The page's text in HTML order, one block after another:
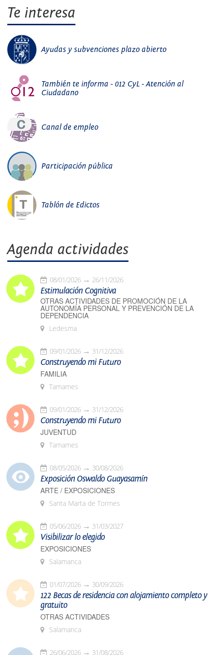
Te interesa
Ayudas y subvenciones plazo abierto
También te informa - 012 CyL - Atención al
Ciudadano
Canal de empleo
Participación pública
Tablón de Edictos
Agenda actividades
08/01/2026 26/11/2026
Estimulación Cognitiva
OTRAS ACTIVIDADES DE PROMOCIÓN DE LA
AUTONOMÍA PERSONAL Y PREVENCIÓN DE LA
DEPENDENCIA
Ledesma
09/01/2026 31/12/2026
Construyendo mi Futuro
FAMILIA
Tamames
09/01/2026 31/12/2026
Construyendo mi Futuro
JUVENTUD
Tamames
08/05/2026 30/08/2026
Exposición Oswaldo Guayasamín
ARTE / EXPOSICIONES
Santa Marta de Tormes
05/06/2026 31/03/2027
Visibilizar lo elegido
EXPOSICIONES
Salamanca
01/07/2026 30/09/2026
122 Becas de residencia con alojamiento completo y
gratuito
OTRAS ACTIVIDADES
Salamanca
26/06/2026 31/08/2026